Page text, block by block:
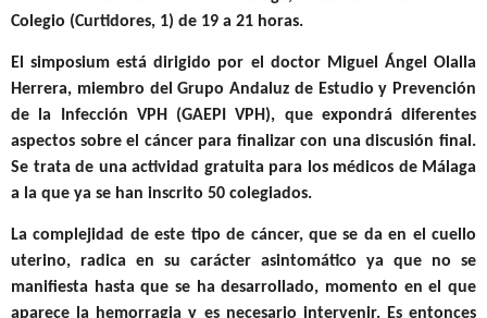
Colegio (Curtidores, 1) de 19 a 21 horas.
El simposium está dirigido por el doctor Miguel Ángel Olalla
Herrera, miembro del Grupo Andaluz de Estudio y Prevención
de la Infección VPH (GAEPI VPH), que expondrá diferentes
aspectos sobre el cáncer para finalizar con una discusión final.
Se trata de una actividad gratuita para los médicos de Málaga
a la que ya se han inscrito 50 colegiados.
La complejidad de este tipo de cáncer, que se da en el cuello
uterino, radica en su carácter asintomático ya que no se
manifiesta hasta que se ha desarrollado, momento en el que
aparece la hemorragia y es necesario intervenir. Es entonces